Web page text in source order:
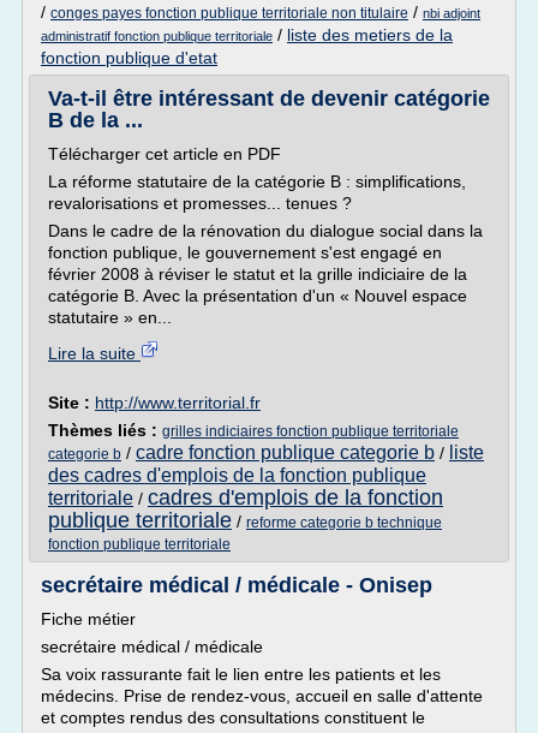
/ conges payes fonction publique territoriale non titulaire / nbi adjoint
administratif fonction publique territoriale / liste des metiers de la
fonction publique d'etat
Va-t-il être intéressant de devenir catégorie
B de la ...
Télécharger cet article en PDF
La réforme statutaire de la catégorie B : simplifications,
revalorisations et promesses... tenues ?
Dans le cadre de la rénovation du dialogue social dans la
fonction publique, le gouvernement s'est engagé en
février 2008 à réviser le statut et la grille indiciaire de la
catégorie B. Avec la présentation d'un « Nouvel espace
statutaire » en...
Lire la suite
Site : http://www.territorial.fr
Thèmes liés : grilles indiciaires fonction publique territoriale
categorie b / cadre fonction publique categorie b / liste
des cadres d'emplois de la fonction publique
territoriale / cadres d'emplois de la fonction
publique territoriale / reforme categorie b technique
fonction publique territoriale
secrétaire médical / médicale - Onisep
Fiche métier
secrétaire médical / médicale
Sa voix rassurante fait le lien entre les patients et les
médecins. Prise de rendez-vous, accueil en salle d'attente
et comptes rendus des consultations constituent le